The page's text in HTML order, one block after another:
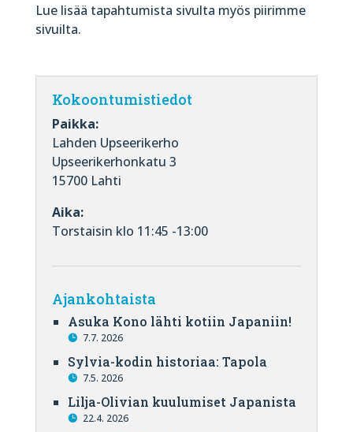
Lue lisää tapahtumista sivulta myös piirimme
sivuilta.
Kokoontumistiedot
Paikka:
Lahden Upseerikerho
Upseerikerhonkatu 3
15700 Lahti
Aika:
Torstaisin klo 11:45 -13:00
Ajankohtaista
Asuka Kono lähti kotiin Japaniin!
7.7. 2026
Sylvia-kodin historiaa: Tapola
7.5. 2026
Lilja-Olivian kuulumiset Japanista
22.4. 2026